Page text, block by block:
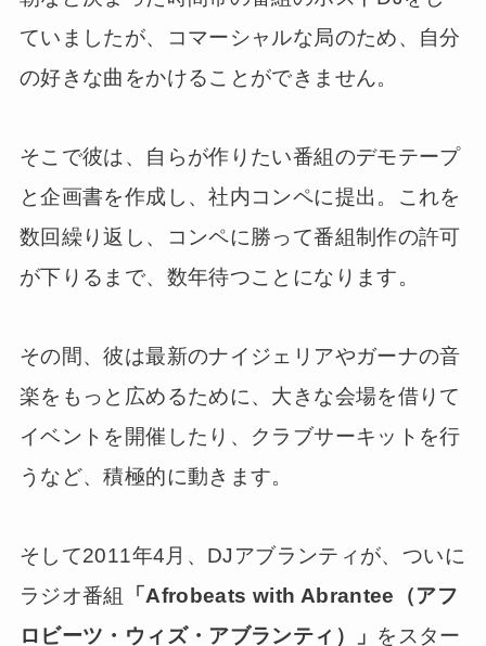
ていましたが、コマーシャルな局のため、自分
の好きな曲をかけることができません。
そこで彼は、自らが作りたい番組のデモテープ
と企画書を作成し、社内コンペに提出。これを
数回繰り返し、コンペに勝って番組制作の許可
が下りるまで、数年待つことになります。
その間、彼は最新のナイジェリアやガーナの音
楽をもっと広めるために、大きな会場を借りて
イベントを開催したり、クラブサーキットを行
うなど、積極的に動きます。
そして2011年4月、DJアブランティが、ついに
ラジオ番組
「Afrobeats with Abrantee（アフ
ロビーツ・ウィズ・アブランティ）」 をスター